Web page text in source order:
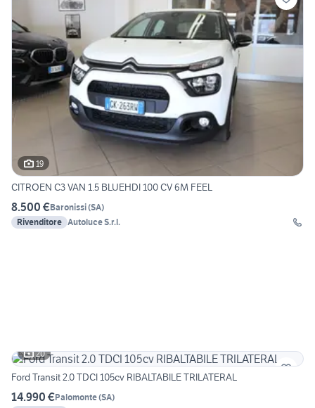
19
CITROEN C3 VAN 1.5 BLUEHDI 100 CV 6M FEEL
8.500 €Baronissi(SA)
Rivenditore Autoluce S.r.l.
20
Ford Transit 2.0 TDCI 105cv RIBALTABILE TRILATERAL
14.990 €Palomonte(SA)